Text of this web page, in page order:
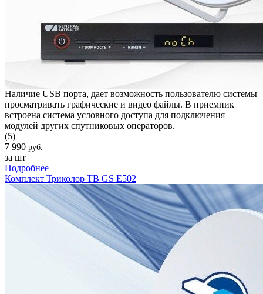
Наличие USB порта, дает возможность пользователю системы
просматривать графические и видео файлы. В приемник
встроена система условного доступа для подключения
модулей других спутниковых операторов.
(5)
7 990 руб.
за шт
Подробнее
Комплект Триколор ТВ GS E502